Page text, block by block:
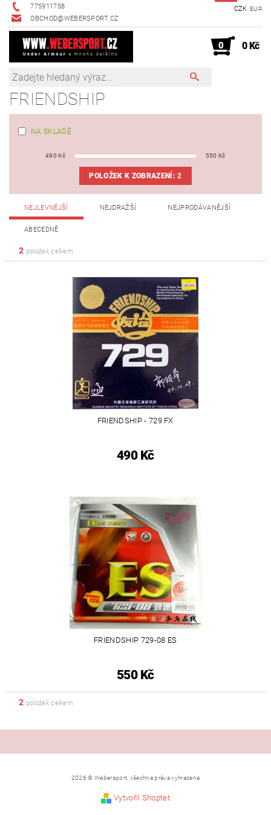
775911758
OBCHOD@WEBERSPORT.CZ
CZK EUR
0 0 Kč
FRIENDSHIP
NA SKLADĚ
490 Kč 550 Kč
POLOŽEK K ZOBRAZENÍ:2
NEJLEVNĚJŠÍ NEJDRAŽŠÍ NEJPRODÁVANĚJŠÍ
ABECEDNĚ
2 položek celkem
FRIENDSHIP - 729 FX
490 Kč
FRIENDSHIP 729-08 ES
550 Kč
2 položek celkem
2026 © Webersport, všechna práva vyhrazena
Vytvořil Shoptet